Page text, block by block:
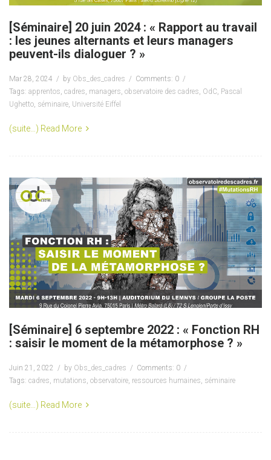
[Séminaire] 20 juin 2024 : « Rapport au travail
: les jeunes alternants et leurs managers
peuvent-ils dialoguer ? »
Mar 28, 2024 by Obs_des_cadres
Comments: 0
Tags: apprentos, cadres, managers, observatoire des cadres, OdC, Pascal
Ughetto, séminaire, Université Eiffel
(suite…) Read More
[Séminaire] 6 septembre 2022 : « Fonction RH
: saisir le moment de la métamorphose ? »
Juin 21, 2022 by Obs_des_cadres
Comments: 0
Tags: cadres mutations observatoire ressources humaines séminaire
(suite…) Read More